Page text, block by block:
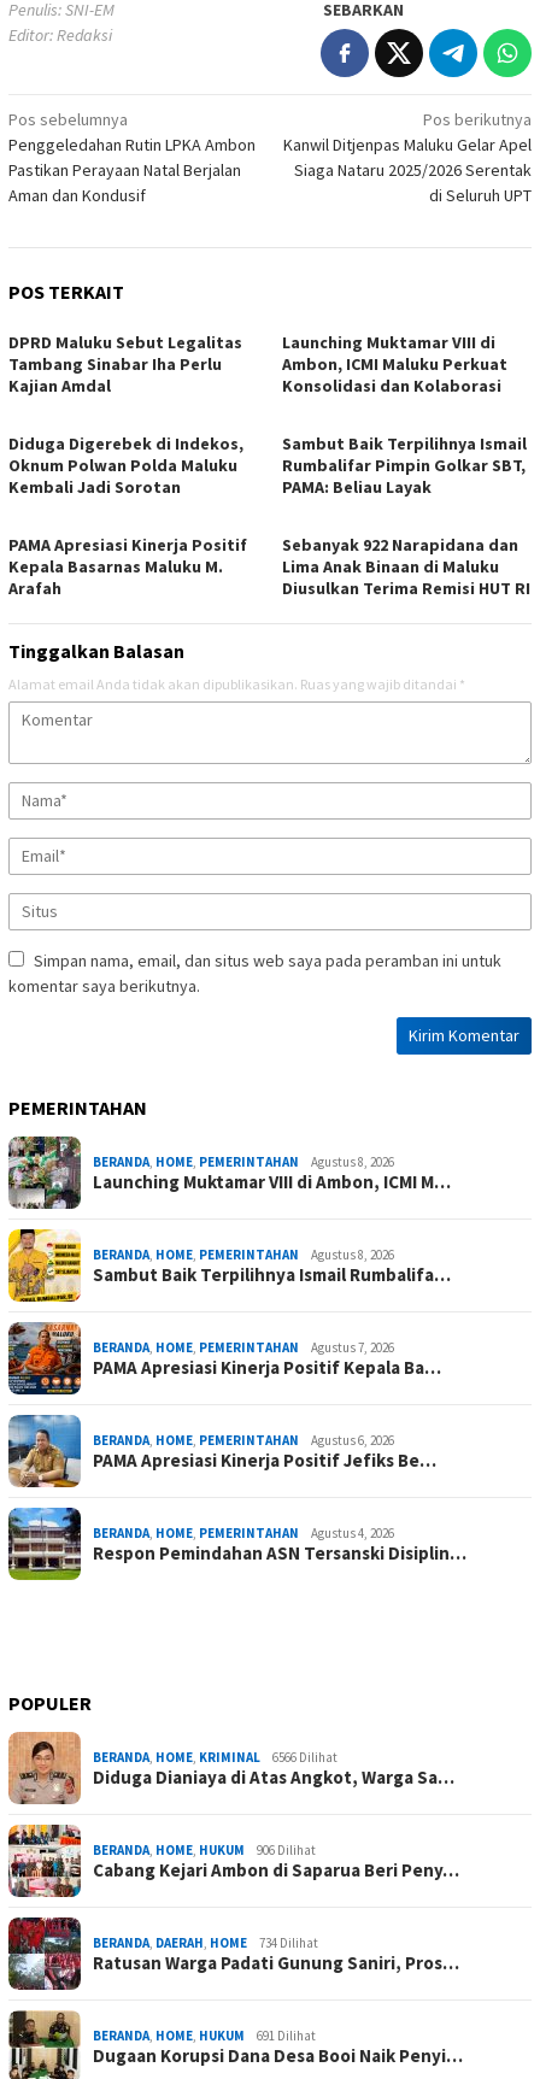
Penulis: SNI-EM
Editor: Redaksi
SEBARKAN
Navigasi
pos
Pos sebelumnya
Penggeledahan Rutin LPKA Ambon
Pastikan Perayaan Natal Berjalan
Aman dan Kondusif
Pos berikutnya
Kanwil Ditjenpas Maluku Gelar Apel
Siaga Nataru 2025/2026 Serentak
di Seluruh UPT
POS TERKAIT
DPRD Maluku Sebut Legalitas
Tambang Sinabar Iha Perlu
Kajian Amdal
Launching Muktamar VIII di
Ambon, ICMI Maluku Perkuat
Konsolidasi dan Kolaborasi
Diduga Digerebek di Indekos,
Oknum Polwan Polda Maluku
Kembali Jadi Sorotan
Sambut Baik Terpilihnya Ismail
Rumbalifar Pimpin Golkar SBT,
PAMA: Beliau Layak
PAMA Apresiasi Kinerja Positif
Kepala Basarnas Maluku M.
Arafah
Sebanyak 922 Narapidana dan
Lima Anak Binaan di Maluku
Diusulkan Terima Remisi HUT RI
Tinggalkan Balasan
Alamat email Anda tidak akan dipublikasikan. Ruas yang wajib ditandai *
Simpan nama, email, dan situs web saya pada peramban ini untuk
komentar saya berikutnya.
PEMERINTAHAN
BERANDA, HOME, PEMERINTAHAN Agustus 8, 2026
Launching Muktamar VIII di Ambon, ICMI M…
BERANDA, HOME, PEMERINTAHAN Agustus 8, 2026
Sambut Baik Terpilihnya Ismail Rumbalifa…
BERANDA, HOME, PEMERINTAHAN Agustus 7, 2026
PAMA Apresiasi Kinerja Positif Kepala Ba…
BERANDA, HOME, PEMERINTAHAN Agustus 6, 2026
PAMA Apresiasi Kinerja Positif Jefiks Be…
BERANDA, HOME, PEMERINTAHAN Agustus 4, 2026
Respon Pemindahan ASN Tersanski Disiplin…
POPULER
BERANDA, HOME, KRIMINAL 6566 Dilihat
Diduga Dianiaya di Atas Angkot, Warga Sa…
BERANDA, HOME, HUKUM 906 Dilihat
Cabang Kejari Ambon di Saparua Beri Peny…
BERANDA, DAERAH, HOME 734 Dilihat
Ratusan Warga Padati Gunung Saniri, Pros…
BERANDA, HOME, HUKUM 691 Dilihat
Dugaan Korupsi Dana Desa Booi Naik Penyi…